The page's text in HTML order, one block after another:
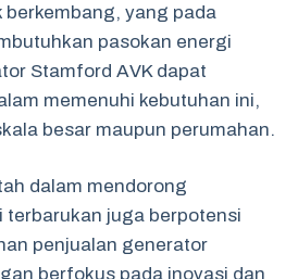
berkembang, yang pada
pasokan energi
Stamford AVK dapat
memenuhi kebutuhan ini,
besar maupun perumahan.
dalam mendorong
terbarukan juga berpotensi
penjualan generator
berfokus pada inovasi dan